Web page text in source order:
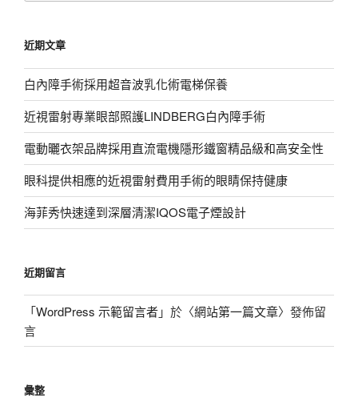
字:
近期文章
白內障手術採用超音波乳化術電梯保養
近視雷射專業眼部照護LINDBERG白內障手術
電動曬衣架品牌採用直流電機隱形鐵窗精品級和高安全性
眼科提供相應的近視雷射費用手術的眼睛保持健康
海菲秀快速達到深層清潔IQOS電子煙設計
近期留言
「WordPress 示範留言者」於〈網站第一篇文章〉發佈留
言
彙整